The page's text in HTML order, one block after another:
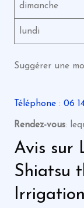
dimanche
lundi
Suggérer une
Téléphone: 06
Rendez-vous:
Avis sur
Shiatsu